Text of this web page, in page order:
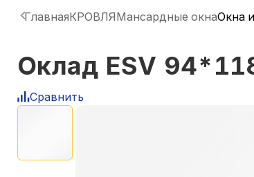
ГлавнаяКРОВЛЯМансардные окнаОкна
Оклад ESV
Сравнить